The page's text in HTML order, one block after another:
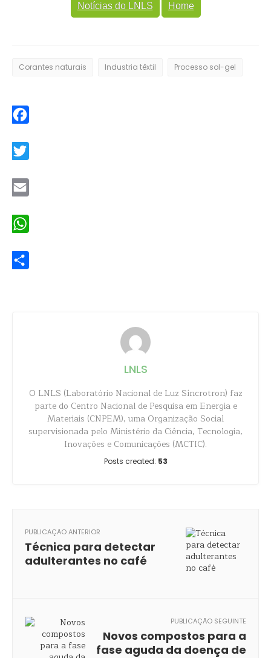
Notícias do LNLS Home
Corantes naturais Industria têxtil Processo sol-gel
LNLS
O LNLS (Laboratório Nacional de Luz Síncrotron) faz
parte do Centro Nacional de Pesquisa em Energia e
Materiais (CNPEM), uma Organização Social
supervisionada pelo Ministério da Ciência, Tecnologia,
Inovações e Comunicações (MCTIC).
Posts created: 53
PUBLICAÇÃO ANTERIOR
Técnica para detectar
adulterantes no café
PUBLICAÇÃO SEGUINTE
Novos compostos para a
fase aguda da doença de